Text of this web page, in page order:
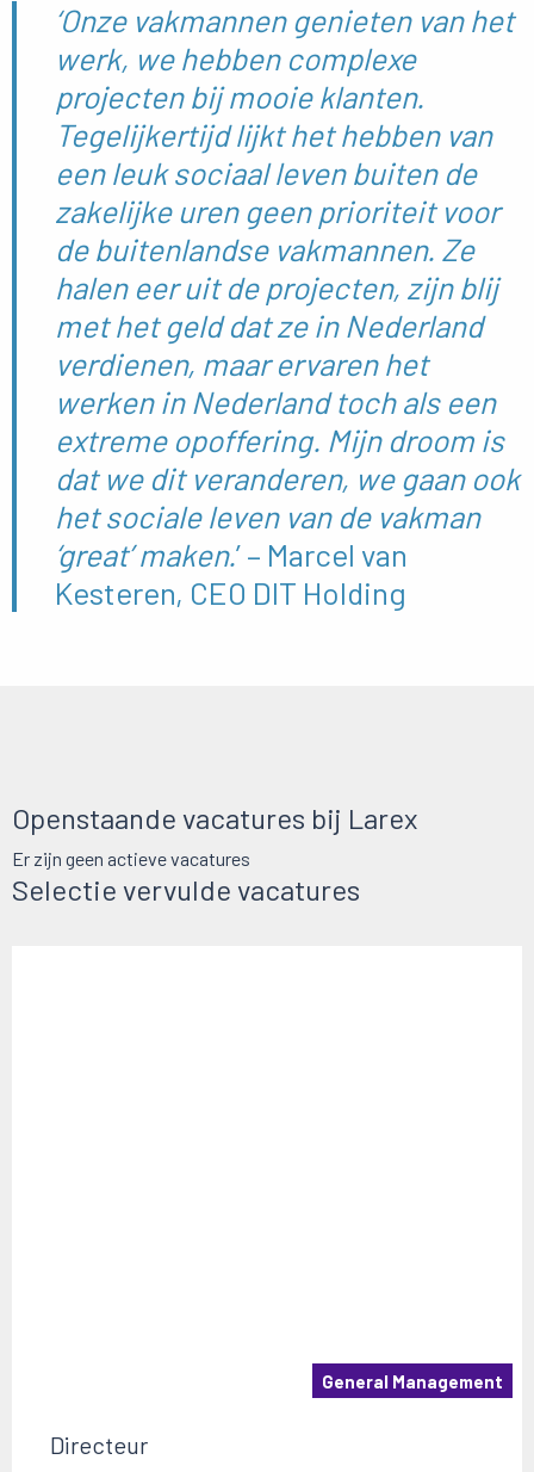
‘Onze vakmannen genieten van het
werk, we hebben complexe
projecten bij mooie klanten.
Tegelijkertijd lijkt het hebben van
een leuk sociaal leven buiten de
zakelijke uren geen prioriteit voor
de buitenlandse vakmannen. Ze
halen eer uit de projecten, zijn blij
met het geld dat ze in Nederland
verdienen, maar ervaren het
werken in Nederland toch als een
extreme opoffering. Mijn droom is
dat we dit veranderen, we gaan ook
het sociale leven van de vakman
‘great’ maken.’ – Marcel van
Kesteren, CEO DIT Holding
Selectie vervulde vacatures
General Management
Directeur
Openstaande vacatures bij Larex
Er zijn geen actieve vacatures